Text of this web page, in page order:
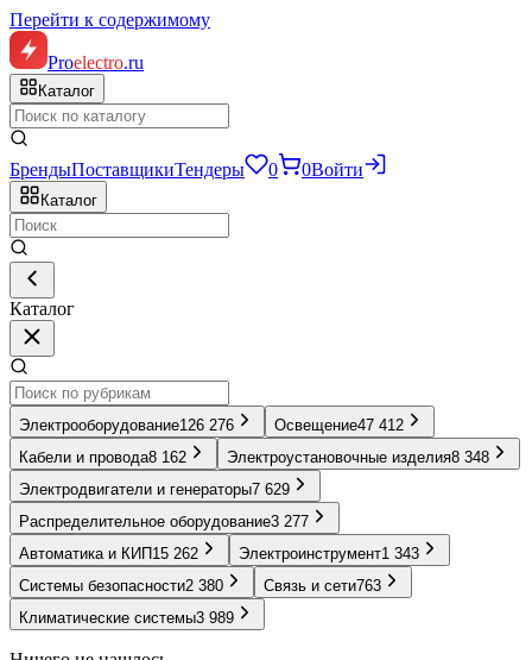
Перейти к содержимому
Proelectro.ru
Каталог
БрендыПоставщикиТендеры 0 0Войти
Каталог
Каталог
Электрооборудование126 276 Освещение47 412
Кабели и провода8 162 Электроустановочные изделия8 348
Электродвигатели и генераторы7 629
Распределительное оборудование3 277
Автоматика и КИП 15 262 Электроинструмент1 343
Системы безопасности2 380 Связь и сети763
Климатические системы3 989